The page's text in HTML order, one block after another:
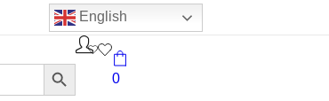
English
Search Button
0